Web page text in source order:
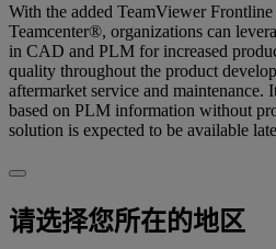
With the added TeamViewer Frontline
Teamcenter®, organizations can
in CAD and PLM for increased
quality throughout the product
aftermarket service and maintenance.
based on PLM information without
solution is expected to be available
请选择您所在的地区